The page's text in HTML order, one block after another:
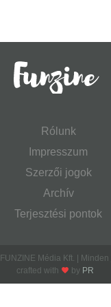
Rólunk
Impresszum
Szerzői jogok
Archív
Terjesztési pontok
Média Kft. |
crafted with
by PR